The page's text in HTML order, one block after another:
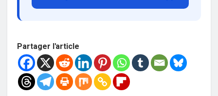
Partager l'article